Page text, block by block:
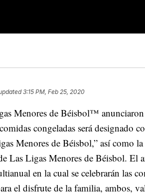
3:15 PM, Feb 25, 2020
Menores de Béisbol™
congeladas será designado
Menores de Béisbol,” así como
Las Ligas Menores de Béisbol. El
en la cual se celebrarán las
el disfrute de la familia, ambos,